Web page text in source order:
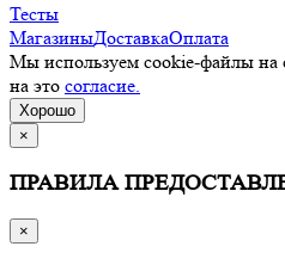
Тесты
МагазиныДоставкаОплата
Мы используем cookie-файлы на
на это согласие.
Хорошо
×
ПРАВИЛА
×